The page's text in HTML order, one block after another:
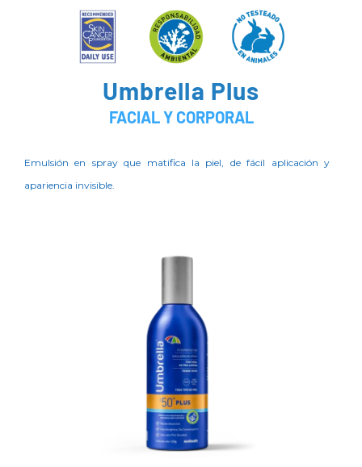
Umbrella Plus
FACIAL Y CORPORAL
Emulsión en spray que matifica la piel, de fácil aplicación y
apariencia invisible.